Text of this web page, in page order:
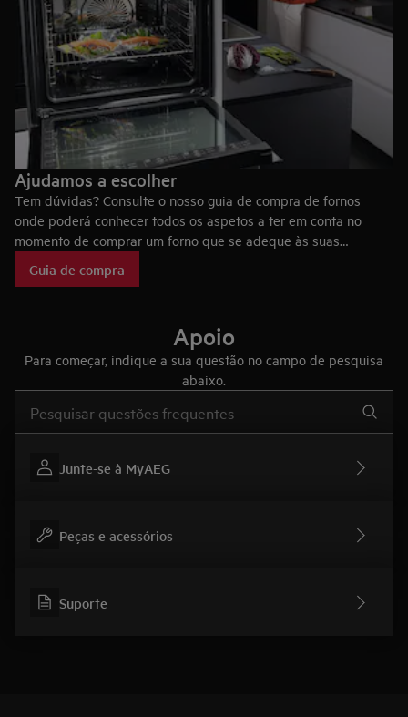
Ajudamos a escolher
Tem dúvidas? Consulte o nosso guia de compra de fornos
onde poderá conhecer todos os aspetos a ter em conta no
momento de comprar um forno que se adeque às suas
fazem deles eletrodomésticos únicos no mercado.
Guia de compra
Apoio
Para começar, indique a sua questão no campo de pesquisa
abaixo.
Junte-se à MyAEG
Peças e acessórios
Suporte